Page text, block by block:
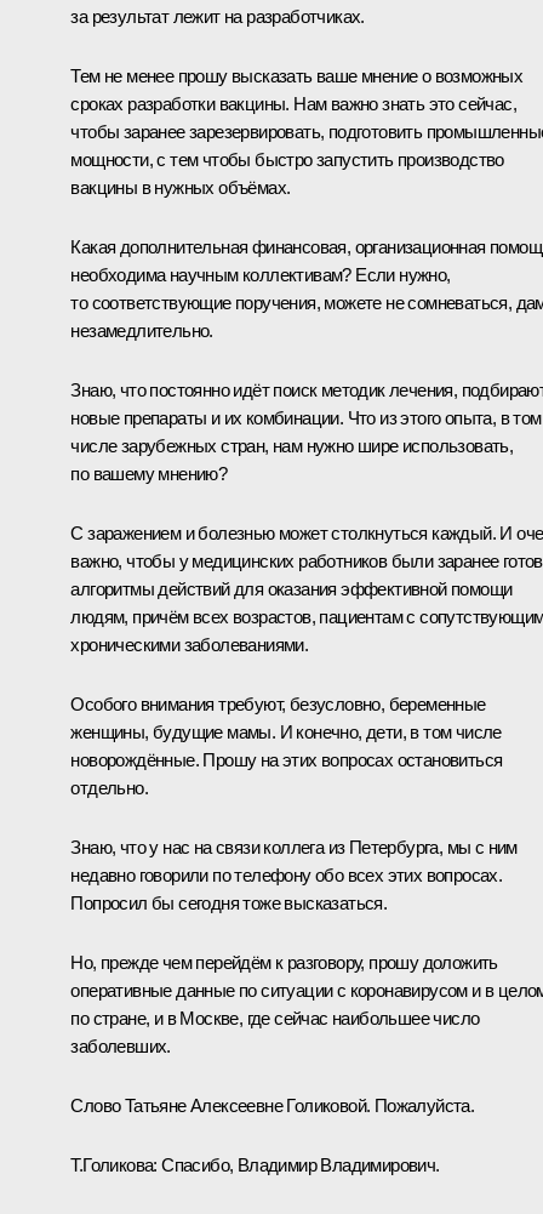
за результат лежит на разработчиках.
Тем не менее прошу высказать ваше мнение о возможных
сроках разработки вакцины. Нам важно знать это сейчас,
чтобы заранее зарезервировать, подготовить
мощности, с тем чтобы быстро запустить производство
вакцины в нужных объёмах.
Какая дополнительная финансовая, организационная
необходима научным коллективам? Если нужно,
то соответствующие поручения, можете не сомневаться,
незамедлительно.
Знаю, что постоянно идёт поиск методик лечения,
новые препараты и их комбинации. Что из этого опыта, в том
числе зарубежных стран, нам нужно шире использовать,
по вашему мнению?
С заражением и болезнью может столкнуться каждый. И
важно, чтобы у медицинских работников были заранее
алгоритмы действий для оказания эффективной помощи
людям, причём всех возрастов, пациентам с
хроническими заболеваниями.
Особого внимания требуют, безусловно, беременные
женщины, будущие мамы. И конечно, дети, в том числе
новорождённые. Прошу на этих вопросах остановиться
отдельно.
Знаю, что у нас на связи коллега из Петербурга, мы с ним
недавно говорили по телефону обо всех этих вопросах.
Попросил бы сегодня тоже высказаться.
Но, прежде чем перейдём к разговору, прошу доложить
оперативные данные по ситуации с коронавирусом и в
по стране, и в Москве, где сейчас наибольшее число
заболевших.
Слово Татьяне Алексеевне Голиковой. Пожалуйста.
Т.Голикова:Спасибо, Владимир Владимирович.